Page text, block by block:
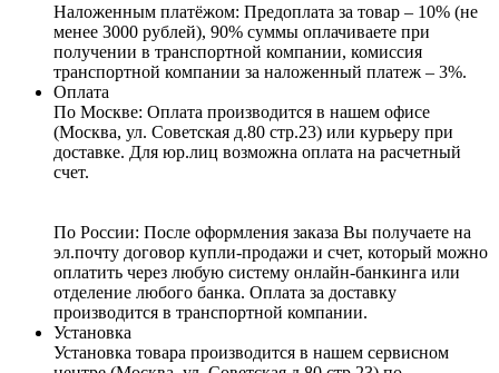
Наложенным платёжом: Предоплата за товар – 10% (не
менее 3000 рублей), 90% суммы оплачиваете при
получении в транспортной компании, комиссия
транспортной компании за наложенный платеж – 3%.
Оплата
По Москве: Оплата производится в нашем офисе
(Москва, ул. Советская д.80 стр.23) или курьеру при
доставке. Для юр.лиц возможна оплата на расчетный
счет.
По России: После оформления заказа Вы получаете на
эл.почту договор купли-продажи и счет, который можно
оплатить через любую систему онлайн-банкинга или
отделение любого банка. Оплата за доставку
производится в транспортной компании.
Установка
Установка товара производится в нашем сервисном